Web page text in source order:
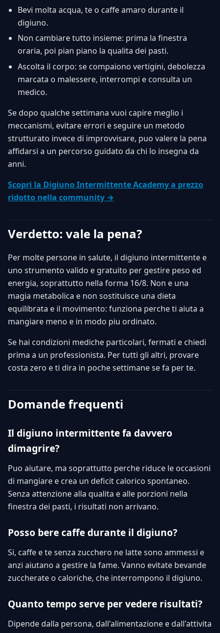
Bevi molta acqua, te o caffe amaro durante il
digiuno.
Non cambiare tutto insieme: prima la finestra
oraria, poi pian piano la qualita dei pasti.
Ascolta il corpo: se compaiono vertigini, debolezza
marcata o malessere, interrompi e consulta un
medico.
Se dopo qualche settimana vuoi capire meglio i
meccanismi, evitare errori e seguire un metodo
strutturato invece di improvvisare, puo valere la pena
affidarsi a un percorso guidato da chi lo insegna da
anni.
Scopri la Digiuno Intermittente Academy a prezzo
ridotto nella community →
Verdetto: vale la pena?
Per molte persone in salute, il digiuno intermittente e
uno strumento valido e gratuito per gestire peso ed
energia, soprattutto nella forma 16/8. Non e una
magia metabolica e non sostituisce una dieta
equilibrata e il movimento: funziona perche ti aiuta a
mangiare meno e in modo piu ordinato.
Se hai condizioni mediche particolari, fermati e chiedi
prima a un professionista. Per tutti gli altri, provare
costa zero e ti dira in poche settimane se fa per te.
Domande frequenti
Il digiuno intermittente fa davvero
dimagrire?
Puo aiutare, ma soprattutto perche riduce le occasioni
di mangiare e crea un deficit calorico spontaneo.
Senza attenzione alla qualita e alle porzioni nella
finestra dei pasti, i risultati non arrivano.
Posso bere caffe durante il digiuno?
Si, caffe e te senza zucchero ne latte sono ammessi e
anzi aiutano a gestire la fame. Vanno evitate bevande
zuccherate o caloriche, che interrompono il digiuno.
Quanto tempo serve per vedere risultati?
Dipende dalla persona, dall'alimentazione e dall'attivita